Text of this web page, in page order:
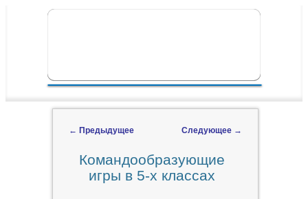
ГЛАВНОЕ МЕНЮ
← Предыдущее Следующее →
Командообразующие
игры в 5-х классах